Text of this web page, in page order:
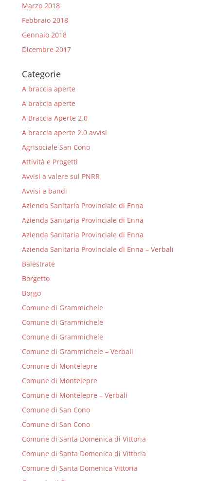
Marzo 2018
Febbraio 2018
Gennaio 2018
Dicembre 2017
Categorie
A braccia aperte
A braccia aperte
A Braccia Aperte 2.0
A braccia aperte 2.0 avvisi
Agrisociale San Cono
Attività e Progetti
Avvisi a valere sul PNRR
Avvisi e bandi
Azienda Sanitaria Provinciale di Enna
Azienda Sanitaria Provinciale di Enna
Azienda Sanitaria Provinciale di Enna
Azienda Sanitaria Provinciale di Enna – Verbali
Balestrate
Borgetto
Borgo
Comune di Grammichele
Comune di Grammichele
Comune di Grammichele
Comune di Grammichele – Verbali
Comune di Montelepre
Comune di Montelepre
Comune di Montelepre – Verbali
Comune di San Cono
Comune di San Cono
Comune di Santa Domenica di Vittoria
Comune di Santa Domenica di Vittoria
Comune di Santa Domenica Vittoria